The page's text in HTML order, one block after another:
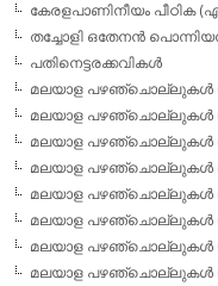
കേരളപാണിനീയം പീഠിക
തച്ചോളി ഒതേനൻ
പതിനെട്ടരക്കവികള്‍
മലയാള
മലയാള പഴഞ്ചൊല്ലുകള്‍
മലയാള പഴഞ്ചൊല്ലുകള്‍
മലയാള പഴഞ്ചൊല്ലുകള്‍
മലയാള പഴഞ്ചൊല്ലുകള്‍
മലയാള പഴഞ്ചൊല്ലുകള്‍
മലയാള പഴഞ്ചൊല്ലുകള്‍
മലയാള പഴഞ്ചൊല്ലുകള്‍